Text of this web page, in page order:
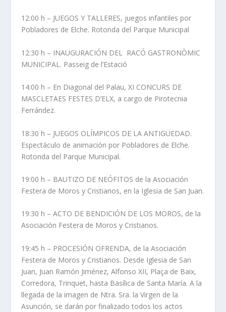
12:00 h – JUEGOS Y TALLERES, juegos infantiles por
Pobladores de Elche. Rotonda del Parque Municipal
12:30 h – INAUGURACIÓN DEL RACÓ GASTRONÒMIC
MUNICIPAL. Passeig de l’Estació
14:00 h – En Diagonal del Palau, XI CONCURS DE
MASCLETAES FESTES D’ELX, a cargo de Pirotecnia
Ferrández.
18:30 h – JUEGOS OLÍMPICOS DE LA ANTIGÜEDAD.
Espectáculo de animación por Pobladores de Elche.
Rotonda del Parque Municipal.
19:00 h – BAUTIZO DE NEÓFITOS de la Asociación
Festera de Moros y Cristianos, en la Iglesia de San Juan.
19:30 h – ACTO DE BENDICIÓN DE LOS MOROS, de la
Asociación Festera de Moros y Cristianos.
19:45 h – PROCESIÓN OFRENDA, de la Asociación
Festera de Moros y Cristianos. Desde Iglesia de San
Juan, Juan Ramón Jiménez, Alfonso XII, Plaça de Baix,
Corredora, Trinquet, hasta Basílica de Santa María. A la
llegada de la imagen de Ntra. Sra. la Virgen de la
Asunción, se darán por finalizado todos los actos